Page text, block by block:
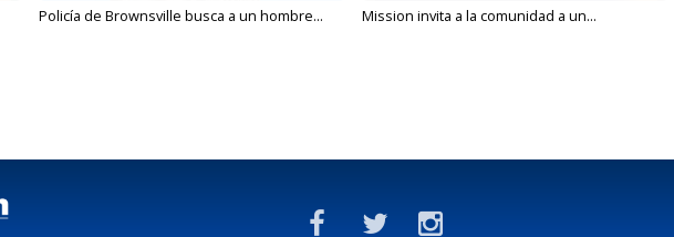
Policía de Brownsville busca a un hombre... Mission invita a la comunidad a un...